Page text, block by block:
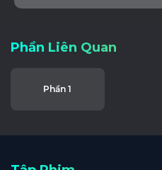
Phần Liên Quan
Phần 1